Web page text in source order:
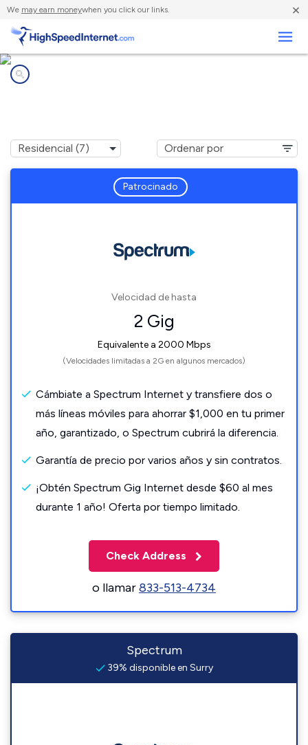
We may earn moneywhen you click our links. ×
Patrocinado
Velocidad de hasta
2 Gig
Equivalente a 2000 Mbps
(Velocidades limitadas a 2G en algunos mercados)
Cámbiate a Spectrum Internet y transfiere dos o
más líneas móviles para ahorrar $1,000 en tu primer
año, garantizado, o Spectrum cubrirá la diferencia.
Garantía de precio por varios años y sin contratos.
¡Obtén Spectrum Gig Internet desde $60 al mes
durante 1 año! Oferta por tiempo limitado.
Check Address
o llamar833-513-4734
Spectrum
39% disponible en Surry